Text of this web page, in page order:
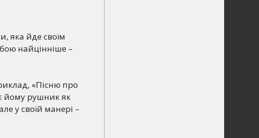
яка йде своїм
найцінніше –
«Пісню про
йому рушник як
у своїй манері –